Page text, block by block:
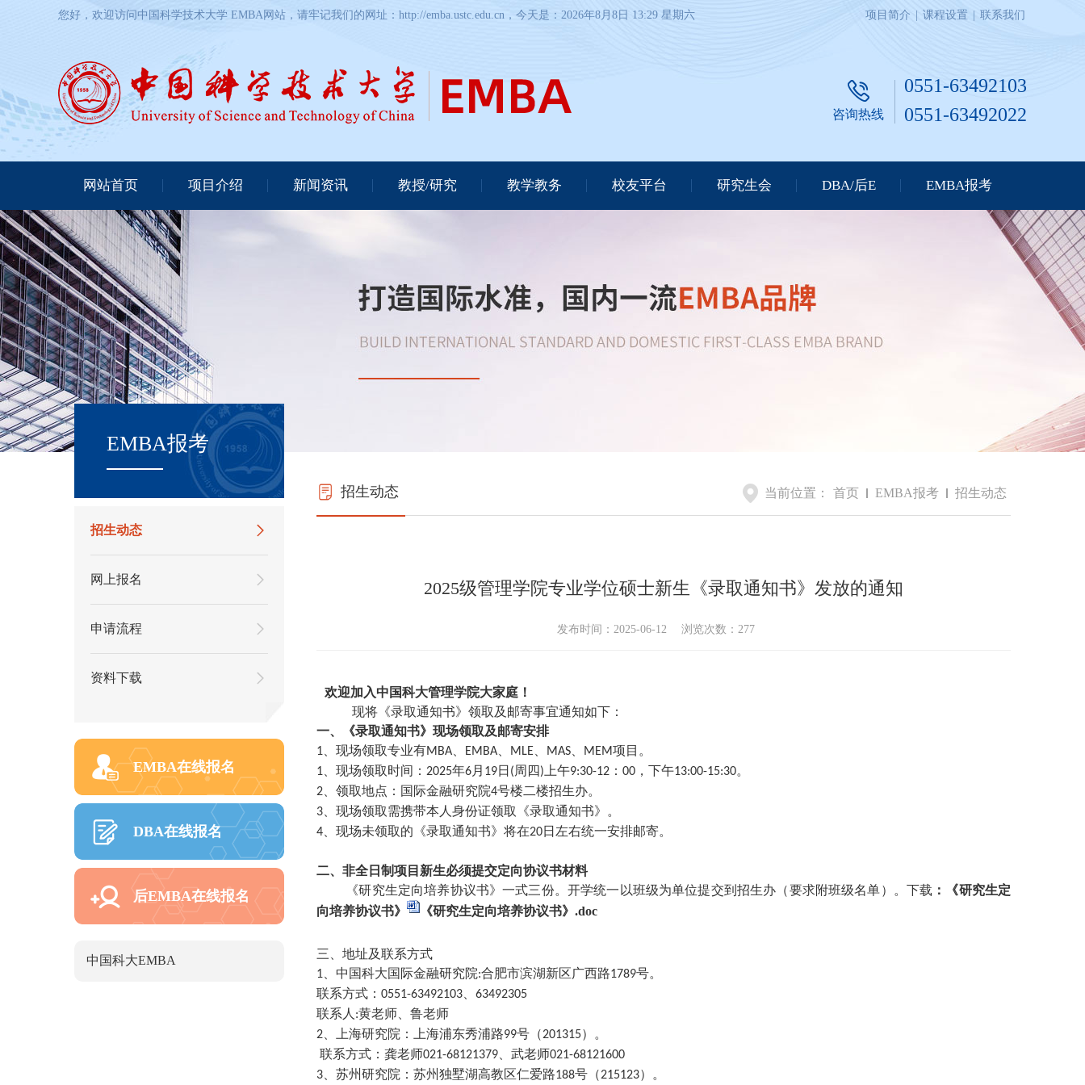
您好，欢迎访问中国科学技术大学 EMBA网站，请牢记我们的网址：http://emba.ustc.edu.cn，今天是： 2026年8月8日 13:29 星期六 项目简介 课程设置 联系我们
咨询热线
0551-63492103
0551-63492022
网站首页 项目介绍 新闻资讯 教授/研究 教学教务 校友平台 研究生会 DBA/后E EMBA报考
EMBA报考
招生动态
网上报名
申请流程
资料下载
EMBA在线报名
DBA在线报名
后EMBA在线报名
中国科大EMBA
招生动态 当前位置： 首页 EMBA报考 招生动态
2025级管理学院专业学位硕士新生《录取通知书》发放的通知
发布时间：2025-06-12 浏览次数： 277
欢迎加入中国科大管理学院大家庭！
现将《录取通知书》领取及邮寄事宜通知如下：
一、《录取通知书》现场领取及邮寄安排
1 、现场领取专业有MBA EMBA MLE MAS MEM项目。
1 、现场领取时间： 2025年6月 19日 (周四) 上午9:30-12 ： 00 ，下午13:00-15:30。
2 、领取地点：国际金融研究院4号楼二楼招生办。
3 、现场领取需携带本人身份证领取《录取通知书》。
4 、现场未领取的《录取通知书》将在20日左右统一安排邮寄。
二、非全日制项目新生必须提交定向协议书材料
《研究生定向培养协议书》一式三份。开学统一以班级为单位提交到招生办（要求附班级名单）。下载 ：《研究生定
向培养协议书》
《研究生定向培养协议书》.doc
三、地址及联系方式
1 、中国科大国际金融研究院:合肥市滨湖新区广西路1789号。
联系方式： 0551-63492103 63492305
联系人 :黄老师、鲁老师
2 、上海研究院：上海浦东秀浦路99号（201315）。
联系方式：龚老师021-68121379 、武老师021-68121600
3 、苏州研究院：苏州独墅湖高教区仁爱路188号（215123）。